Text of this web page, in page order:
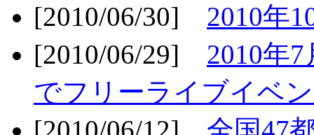
[2010/06/30] 2010年
[2010/06/29] 2010年
でフリーライブイベ